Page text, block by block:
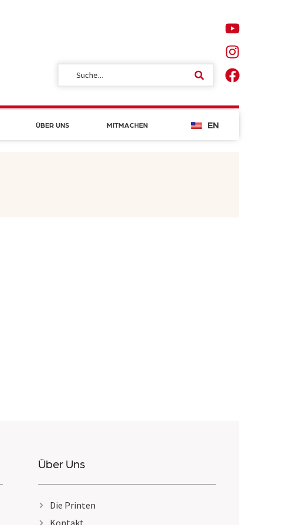
ÜBER UNS MITMACHEN EN
Über Uns
Die Printen
Kontakt